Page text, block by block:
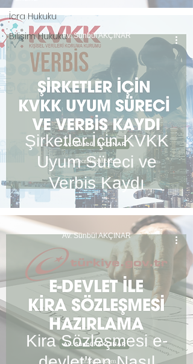
İcra Hukuku
Bilişim Hukuku
ve Tescil Süreçleri
Şirketler İçin KVKK
Uyum Süreci ve
Verbis Kaydı
Av. Sünbül AKÇINAR
Kira Sözleşmesi e-
Av. Sünbül AKÇINAR